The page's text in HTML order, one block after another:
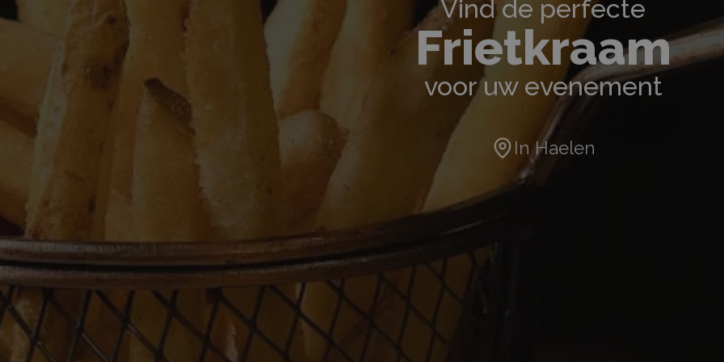
Vind de perfecte
Frietkraam
voor uw evenement
In Haelen